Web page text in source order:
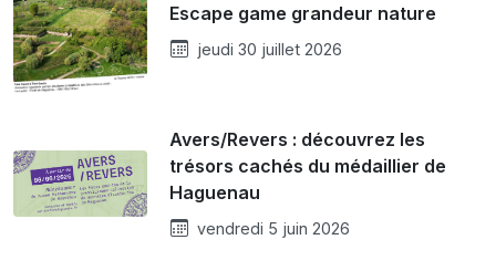
Escape game grandeur nature
jeudi 30 juillet 2026
Avers/Revers : découvrez les
trésors cachés du médaillier de
Haguenau
vendredi 5 juin 2026